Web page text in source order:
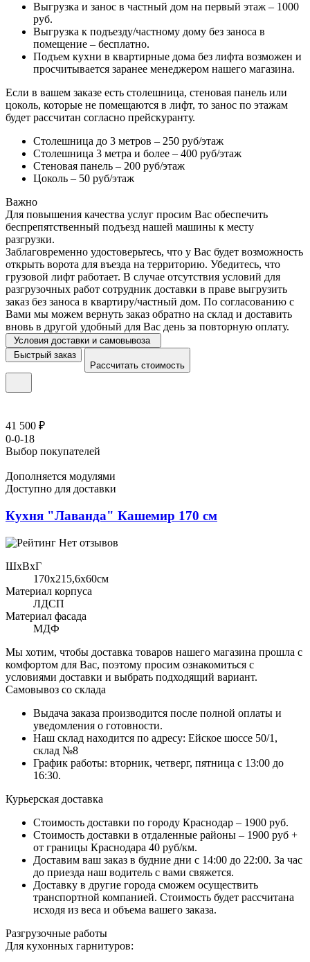
Выгрузка и занос в частный дом на первый этаж – 1000
руб.
Выгрузка к подъезду/частному дому без заноса в
помещение – бесплатно.
Подъем кухни в квартирные дома без лифта возможен и
просчитывается заранее менеджером нашего магазина.
Если в вашем заказе есть столешница, стеновая панель или
цоколь, которые не помещаются в лифт, то занос по этажам
будет рассчитан согласно прейскуранту.
Столешница до 3 метров – 250 руб/этаж
Столешница 3 метра и более – 400 руб/этаж
Стеновая панель – 200 руб/этаж
Цоколь – 50 руб/этаж
Важно
Для повышения качества услуг просим Вас обеспечить
беспрепятственный подъезд нашей машины к месту
разгрузки.
Заблаговременно удостоверьтесь, что у Вас будет возможность
открыть ворота для въезда на территорию. Убедитесь, что
грузовой лифт работает. В случае отсутствия условий для
разгрузочных работ сотрудник доставки в праве выгрузить
заказ без заноса в квартиру/частный дом. По согласованию с
Вами мы можем вернуть заказ обратно на склад и доставить
вновь в другой удобный для Вас день за повторную оплату.
Условия доставки и самовывоза
Быстрый заказ
Рассчитать стоимость
41 500 ₽
0-0-18
Выбор покупателей
Дополняется модулями
Доступно для доставки
Кухня "Лаванда" Кашемир 170 см
Нет отзывов
ШхВхГ
170x215,6х60см
Материал корпуса
ЛДСП
Материал фасада
МДФ
Мы хотим, чтобы доставка товаров нашего магазина прошла с
комфортом для Вас, поэтому просим ознакомиться с
условиями доставки и выбрать подходящий вариант.
Самовывоз со склада
Выдача заказа производится после полной оплаты и
уведомления о готовности.
Наш склад находится по адресу: Ейское шоссе 50/1,
склад №8
График работы: вторник, четверг, пятница с 13:00 до
16:30.
Курьерская доставка
Стоимость доставки по городу Краснодар – 1900 руб.
Стоимость доставки в отдаленные районы – 1900 руб +
от границы Краснодара 40 руб/км.
Доставим ваш заказ в будние дни с 14:00 до 22:00. За час
до приезда наш водитель с вами свяжется.
Доставку в другие города сможем осуществить
транспортной компанией. Стоимость будет рассчитана
исходя из веса и объема вашего заказа.
Разгрузочные работы
Для кухонных гарнитуров: